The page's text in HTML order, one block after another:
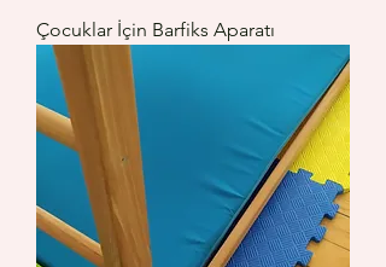
Çocuklar İçin Barfiks Aparatı